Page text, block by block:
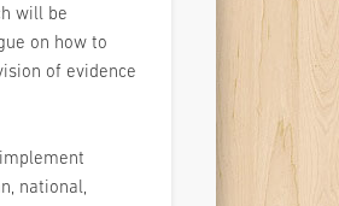
will be
on how to
of evidence
national,